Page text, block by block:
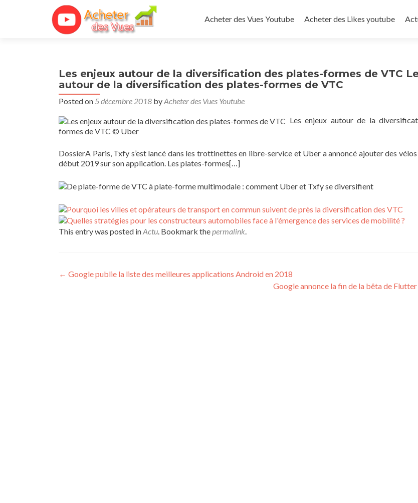
Acheter des Vues Youtube
Acheter des Likes youtube
Les enjeux autour de la diversification des plates-formes de VTC
autour de la diversification des plates-formes de VTC
Posted on 5 décembre 2018 byAcheter des Vues Youtube
Les enjeux autour de la
formes de VTC © Uber
DossierA Paris, Txfy s’est lancé dans les trottinettes en libre-service et Uber a annoncé ajouter des
début 2019 sur son application. Les plates-formes[…]
This entry was posted inActu. Bookmark thepermalink.
Post navigation
← Google publie la liste des meilleures applications Android en 2018
Google annonce la fin de la bêta de